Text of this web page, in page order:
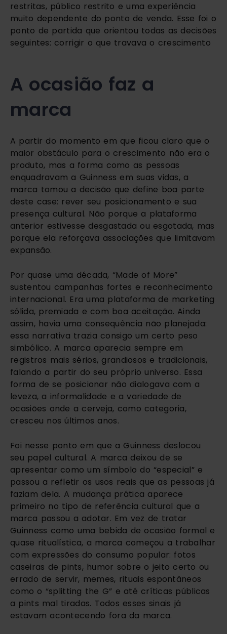
restritas, público restrito e uma experiência
muito dependente do ponto de venda. Esse foi o
ponto de partida que orientou todas as decisões
seguintes: corrigir o que travava o crescimento
A ocasião faz a
marca
A partir do momento em que ficou claro que o
maior obstáculo para o crescimento não era o
produto, mas a forma como as pessoas
enquadravam a Guinness em suas vidas, a
marca tomou a decisão que define boa parte
deste case: rever seu posicionamento e sua
presença cultural. Não porque a plataforma
anterior estivesse desgastada ou esgotada, mas
porque ela reforçava associações que limitavam
expansão.
Por quase uma década, “Made of More”
sustentou campanhas fortes e reconhecimento
internacional. Era uma plataforma de marketing
sólida, premiada e com boa aceitação. Ainda
assim, havia uma consequência não planejada:
essa narrativa trazia consigo um certo peso
simbólico. A marca aparecia sempre em
registros mais sérios, grandiosos e tradicionais,
falando a partir do seu próprio universo. Essa
forma de se posicionar não dialogava com a
leveza, a informalidade e a variedade de
ocasiões onde a cerveja, como categoria,
cresceu nos últimos anos.
Foi nesse ponto em que a Guinness deslocou
seu papel cultural. A marca deixou de se
apresentar como um símbolo do “especial” e
passou a refletir os usos reais que as pessoas já
faziam dela. A mudança prática aparece
primeiro no tipo de referência cultural que a
marca passou a adotar. Em vez de tratar
Guinness como uma bebida de ocasião formal e
quase ritualística, a marca começou a trabalhar
com expressões do consumo popular: fotos
caseiras de pints, humor sobre o jeito certo ou
errado de servir, memes, rituais espontâneos
como o “splitting the G” e até críticas públicas
a pints mal tiradas. Todos esses sinais já
estavam acontecendo fora da marca.